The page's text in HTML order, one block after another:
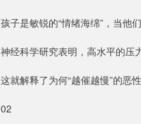
孩子是敏锐的“情绪海绵”，当他
神经科学研究表明，高水平的压
这就解释了为何“越催越慢”的恶
02